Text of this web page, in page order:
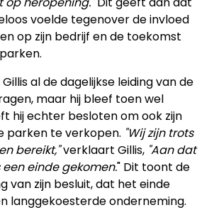
voelde tegenover de invloed
op zijn bedrijf en de toekomst
al de dagelijkse leiding van de
maar hij bleef toen wel
hij echter besloten om ook zijn
parken te verkopen. "Wij zijn trots
bereikt,"verklaart Gillis, "Aan dat
einde gekomen." Dit toont de
van zijn besluit, dat het einde
langgekoesterde onderneming.